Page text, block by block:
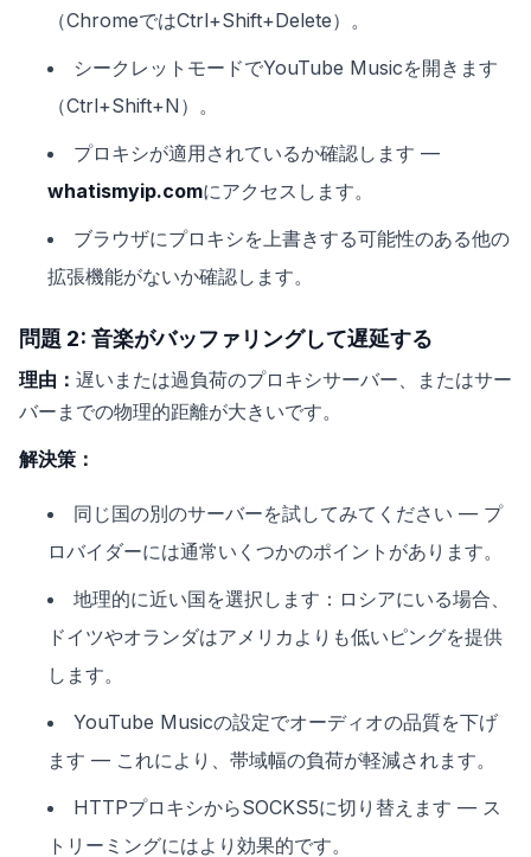
（ChromeではCtrl+Shift+Delete）。
シークレットモードでYouTube Musicを開きます
（Ctrl+Shift+N）。
プロキシが適用されているか確認します —
whatismyip.comにアクセスします。
ブラウザにプロキシを上書きする可能性のある他の
拡張機能がないか確認します。
問題 2: 音楽がバッファリングして遅延する
理由： 遅いまたは過負荷のプロキシサーバー、またはサー
バーまでの物理的距離が大きいです。
解決策：
同じ国の別のサーバーを試してみてください — プ
ロバイダーには通常いくつかのポイントがあります。
地理的に近い国を選択します：ロシアにいる場合、
ドイツやオランダはアメリカよりも低いピングを提供
します。
YouTube Musicの設定でオーディオの品質を下げ
ます — これにより、帯域幅の負荷が軽減されます。
HTTPプロキシからSOCKS5に切り替えます — ス
トリーミングにはより効果的です。